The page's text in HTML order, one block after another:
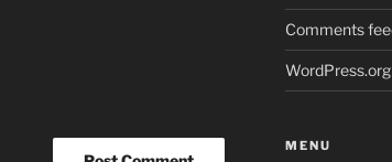
Comments
WordPress.org
MENU